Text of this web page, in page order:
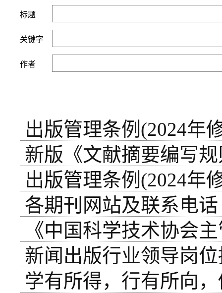
标题
关键字
作者
出版管理条例(2024年
新版《文献摘要编写
出版管理条例(2024年
各期刊网站及联系电话
《中国科学技术协会
新闻出版行业领导岗
学有所得，行有所向